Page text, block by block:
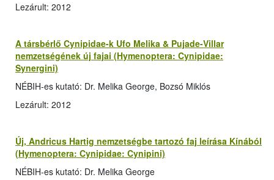
Lezárult: 2012
A társbérlő Cynipidae-k Ufo Melika & Pujade-Villar
nemzetségének új fajai (Hymenoptera: Cynipidae:
Synergini)
NÉBIH-es kutató: Dr. Melika George, Bozsó Miklós
Lezárult: 2012
Új, Andricus Hartig nemzetségbe tartozó faj leírása Kínából
(Hymenoptera: Cynipidae: Cynipini)
NÉBIH-es kutató: Dr. Melika George